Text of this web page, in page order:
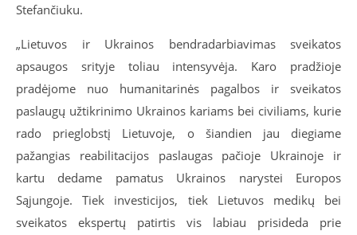
Stefančiuku.
„Lietuvos ir Ukrainos bendradarbiavimas sveikatos
apsaugos srityje toliau intensyvėja. Karo pradžioje
pradėjome nuo humanitarinės pagalbos ir sveikatos
paslaugų užtikrinimo Ukrainos kariams bei civiliams, kurie
rado prieglobstį Lietuvoje, o šiandien jau diegiame
pažangias reabilitacijos paslaugas pačioje Ukrainoje ir
kartu dedame pamatus Ukrainos narystei Europos
Sąjungoje. Tiek investicijos, tiek Lietuvos medikų bei
sveikatos ekspertų patirtis vis labiau prisideda prie